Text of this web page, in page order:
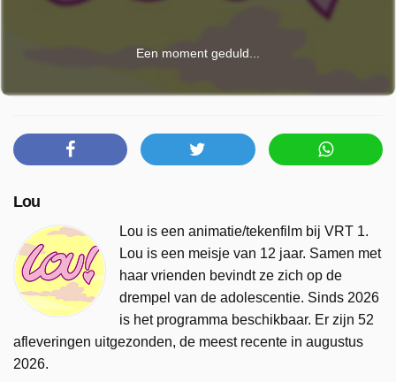
Een moment geduld...
Lou
Lou is een animatie/tekenfilm bij VRT 1.
Lou is een meisje van 12 jaar. Samen met
haar vrienden bevindt ze zich op de
drempel van de adolescentie. Sinds 2026
is het programma beschikbaar. Er zijn 52
afleveringen uitgezonden, de meest recente in augustus
2026.